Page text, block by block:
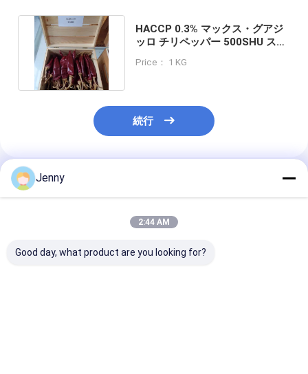
HACCP 0.3% マックス・グアジ
ッロ チリペッパー 500SHU スム
Price： 1 KG
続行
推薦されたプロダクト
Jenny
2:44 AM
Good day, what product are you looking for?